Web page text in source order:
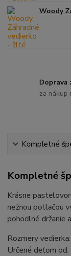
Woody
Doprava
za nákup
Kompletné
Kompletné
Krásne
nežnou potlačou
pohodlné držanie
Rozmery
Určené deťom